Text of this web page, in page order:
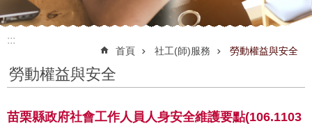
介
社
(師)
服
:::
首頁 社工(師)服務 勞動權益與安全
勞動權益與安全
苗栗縣政府社會工作人員人身安全維護要點(106.1103